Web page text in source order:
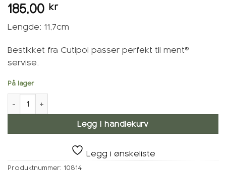
185,00 kr
Lengde: 11,7cm
Bestikket fra Cutipol passer perfekt til ment®
servise.
På lager
MOON Svart Teskje antall
Legg i handlekurv
Legg i ønskeliste
Produktnummer: 10814